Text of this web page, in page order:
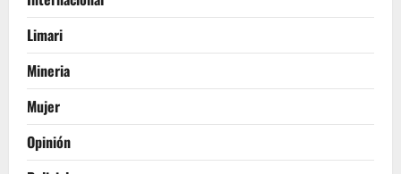
Limari
Mineria
Mujer
Opinión